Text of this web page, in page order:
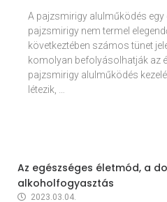
A pajzsmirigy alulműködés egy
pajzsmirigy nem termel
következtében számos tünet
komolyan befolyásolhatják az
pajzsmirigy alulműködés
létezik, …
Az egészséges életmód, a
alkoholfogyasztás
2023.03.04.